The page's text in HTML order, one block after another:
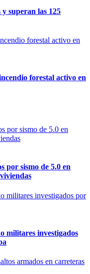
superan las 125
forestal activo en
por sismo de 5.0 en
militares investigados